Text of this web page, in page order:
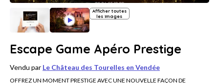
Afficher toutes
les images
Escape Game Apéro Prestige
Vendu par Le Château des Tourelles en Vendée
OFFREZ UN MOMENT PRESTIGE AVEC UNE NOUVELLE FAÇON DE